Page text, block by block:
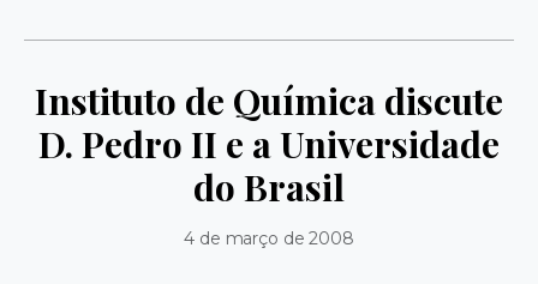
Instituto de Química discute
D. Pedro II e a Universidade
do Brasil
4 de março de 2008